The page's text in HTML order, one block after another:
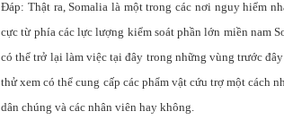
Đáp: Thật ra, Somalia là một trong các nơi nguy hiểm
cực từ phía các lực lượng kiểm soát phần lớn miền nam
có thể trở lại làm việc tại đây trong những vùng trước
thử xem có thể cung cấp các phẩm vật cứu trợ một cách
dân chúng và các nhân viên hay không.